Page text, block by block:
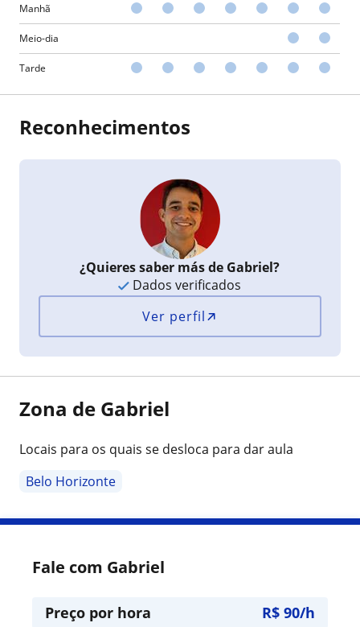
Manhã
Meio-dia
Tarde
Reconhecimentos
¿Quieres saber más de Gabriel?
Dados verificados
Ver perfil
Zona de Gabriel
Locais para os quais se desloca para dar aula
Belo Horizonte
Fale com Gabriel
Preço por hora R$ 90/h